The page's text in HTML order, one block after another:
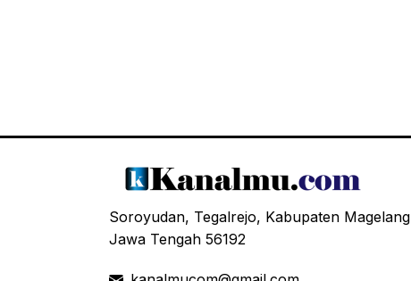
Soroyudan, Tegalrejo, Kabupaten Magelang
Jawa Tengah 56192